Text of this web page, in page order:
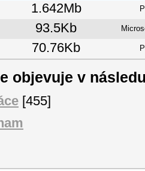
1.642Mb
93.5Kb
70.76Kb
objevuje v
[455]